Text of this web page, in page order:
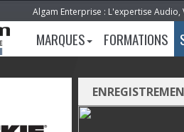
Algam Enterprise : L'expertise
MARQUES FORMATIONS